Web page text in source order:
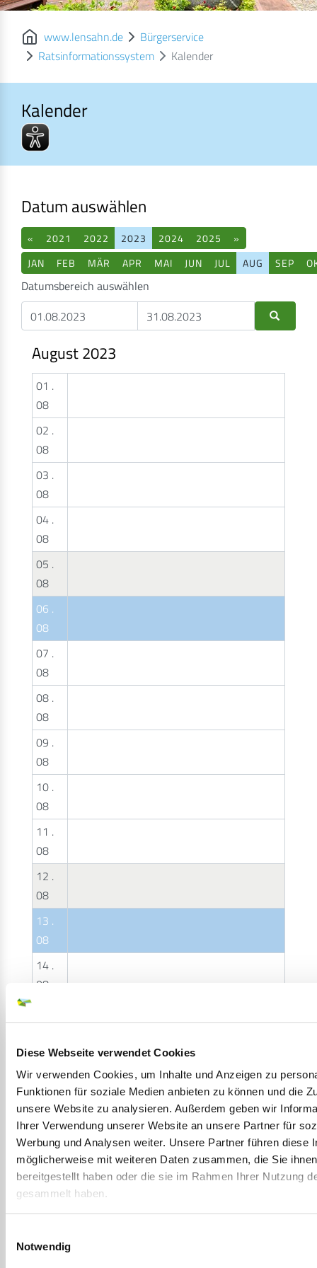
Diese Webseite verwendet Cookies
Wir verwenden Cookies, um Inhalte und Anzeigen zu
Funktionen für soziale Medien anbieten zu können und die
unsere Website zu analysieren. Außerdem geben wir
Ihrer Verwendung unserer Website an unsere Partner für
Werbung und Analysen weiter. Unsere Partner führen diese
möglicherweise mit weiteren Daten zusammen, die Sie ihnen
bereitgestellt haben oder die sie im Rahmen Ihrer Nutzung
gesammelt haben.
Notwendig
www.lensahn.de
Bürgerservice
Ratsinformationssystem
Kalender
Kalender
Kalender
Datum auswählen
« 2021 2022 2023 2024 2025
»
JAN
FEB MÄR APR MAI JUN JUL AUG SEP
Datumsbereich auswählen
August 2023
01 .
08
02 .
08
03 .
08
04 .
08
05 .
08
06 .
08
07 .
08
08 .
08
09 .
08
10 .
08
11 .
08
12 .
08
13 .
08
14 .
08
08
19:33
16 .
08
17 .
08
19 .